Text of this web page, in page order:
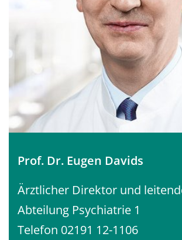
Prof. Dr. Eugen Davids
Ärztlicher Direktor und
Abteilung Psychiatrie 1
Telefon 02191 12-1106